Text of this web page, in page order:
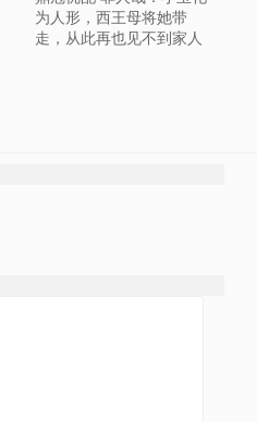
为人形，西王母将她带
走，从此再也见不到家人